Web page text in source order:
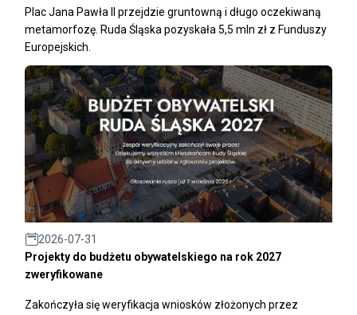
Plac Jana Pawła II przejdzie gruntowną i długo oczekiwaną
metamorfozę. Ruda Śląska pozyskała 5,5 mln zł z Funduszy
Europejskich.
2026-07-31
Projekty do budżetu obywatelskiego na rok 2027
zweryfikowane
Zakończyła się weryfikacja wniosków złożonych przez